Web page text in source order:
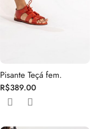
Pisante Teçá fem.
R$389.00